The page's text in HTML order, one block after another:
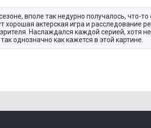
вполе так недурно получалось, что-то
актерская игра и расследование
Наслаждался каждой серией, хотя
однозначно как кажется в этой картине.